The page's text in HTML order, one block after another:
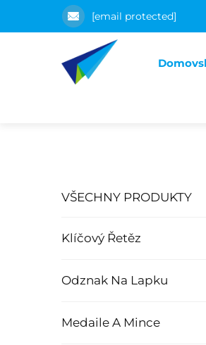
[email protected]
VŠECHNY PRODUKTY
Klíčový Řetěz
Odznak Na Lapku
Medaile A Mince